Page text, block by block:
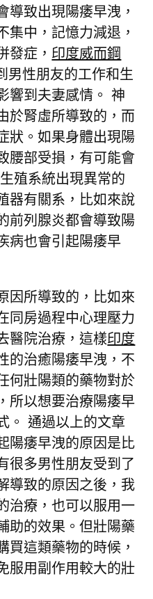
導致出現陽痿早洩，
集中，記憶力減退，
發症， 印度威而鋼
男性朋友的工作和生
響到夫妻感情。 神
於腎虛所導致的，而
狀。如果身體出現陽
腰部受損，有可能會
殖系統出現異常的
器有關系，比如來說
前列腺炎都會導致陽
病也會引起陽痿早
因所導致的，比如來
同房過程中心理壓力
醫院治療，這樣印度
的治癒陽痿早洩，不
何壯陽類的藥物對於
所以想要治療陽痿早
。 通過以上的文章
陽痿早洩的原因是比
很多男性朋友受到了
導致的原因之後，我
治療，也可以服用一
助的效果。但壯陽藥
買這類藥物的時候，
服用副作用較大的壯